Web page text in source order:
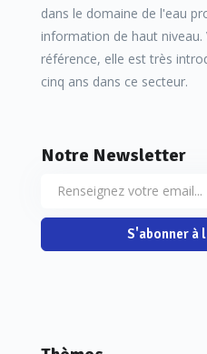
dans le domaine de l'eau
information de haut niveau.
référence, elle est très
cinq ans dans ce secteur.
Notre Newsletter
S'abonner à